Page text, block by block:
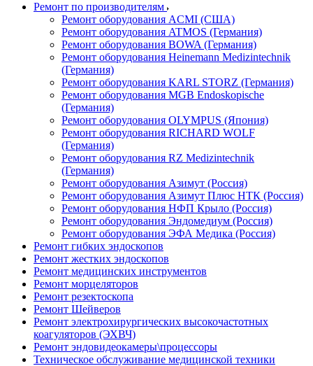
Ремонт по производителям
Ремонт оборудования ACMI (США)
Ремонт оборудования ATMOS (Германия)
Ремонт оборудования BOWA (Германия)
Ремонт оборудования Heinemann Medizintechnik
(Германия)
Ремонт оборудования KARL STORZ (Германия)
Ремонт оборудования MGB Endoskopische
(Германия)
Ремонт оборудования OLYMPUS (Япония)
Ремонт оборудования RICHARD WOLF
(Германия)
Ремонт оборудования RZ Medizintechnik
(Германия)
Ремонт оборудования Азимут (Россия)
Ремонт оборудования Азимут Плюс НТК (Россия)
Ремонт оборудования НФП Крыло (Россия)
Ремонт оборудования Эндомедиум (Россия)
Ремонт оборудования ЭФА Медика (Россия)
Ремонт гибких эндоскопов
Ремонт жестких эндоскопов
Ремонт медицинских инструментов
Ремонт морцеляторов
Ремонт резектоскопа
Ремонт Шейверов
Ремонт электрохирургических высокочастотных
коагуляторов (ЭХВЧ)
Ремонт эндовидеокамеры\процессоры
Техническое обслуживание медицинской техники